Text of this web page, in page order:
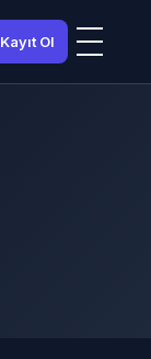
Kayıt Ol